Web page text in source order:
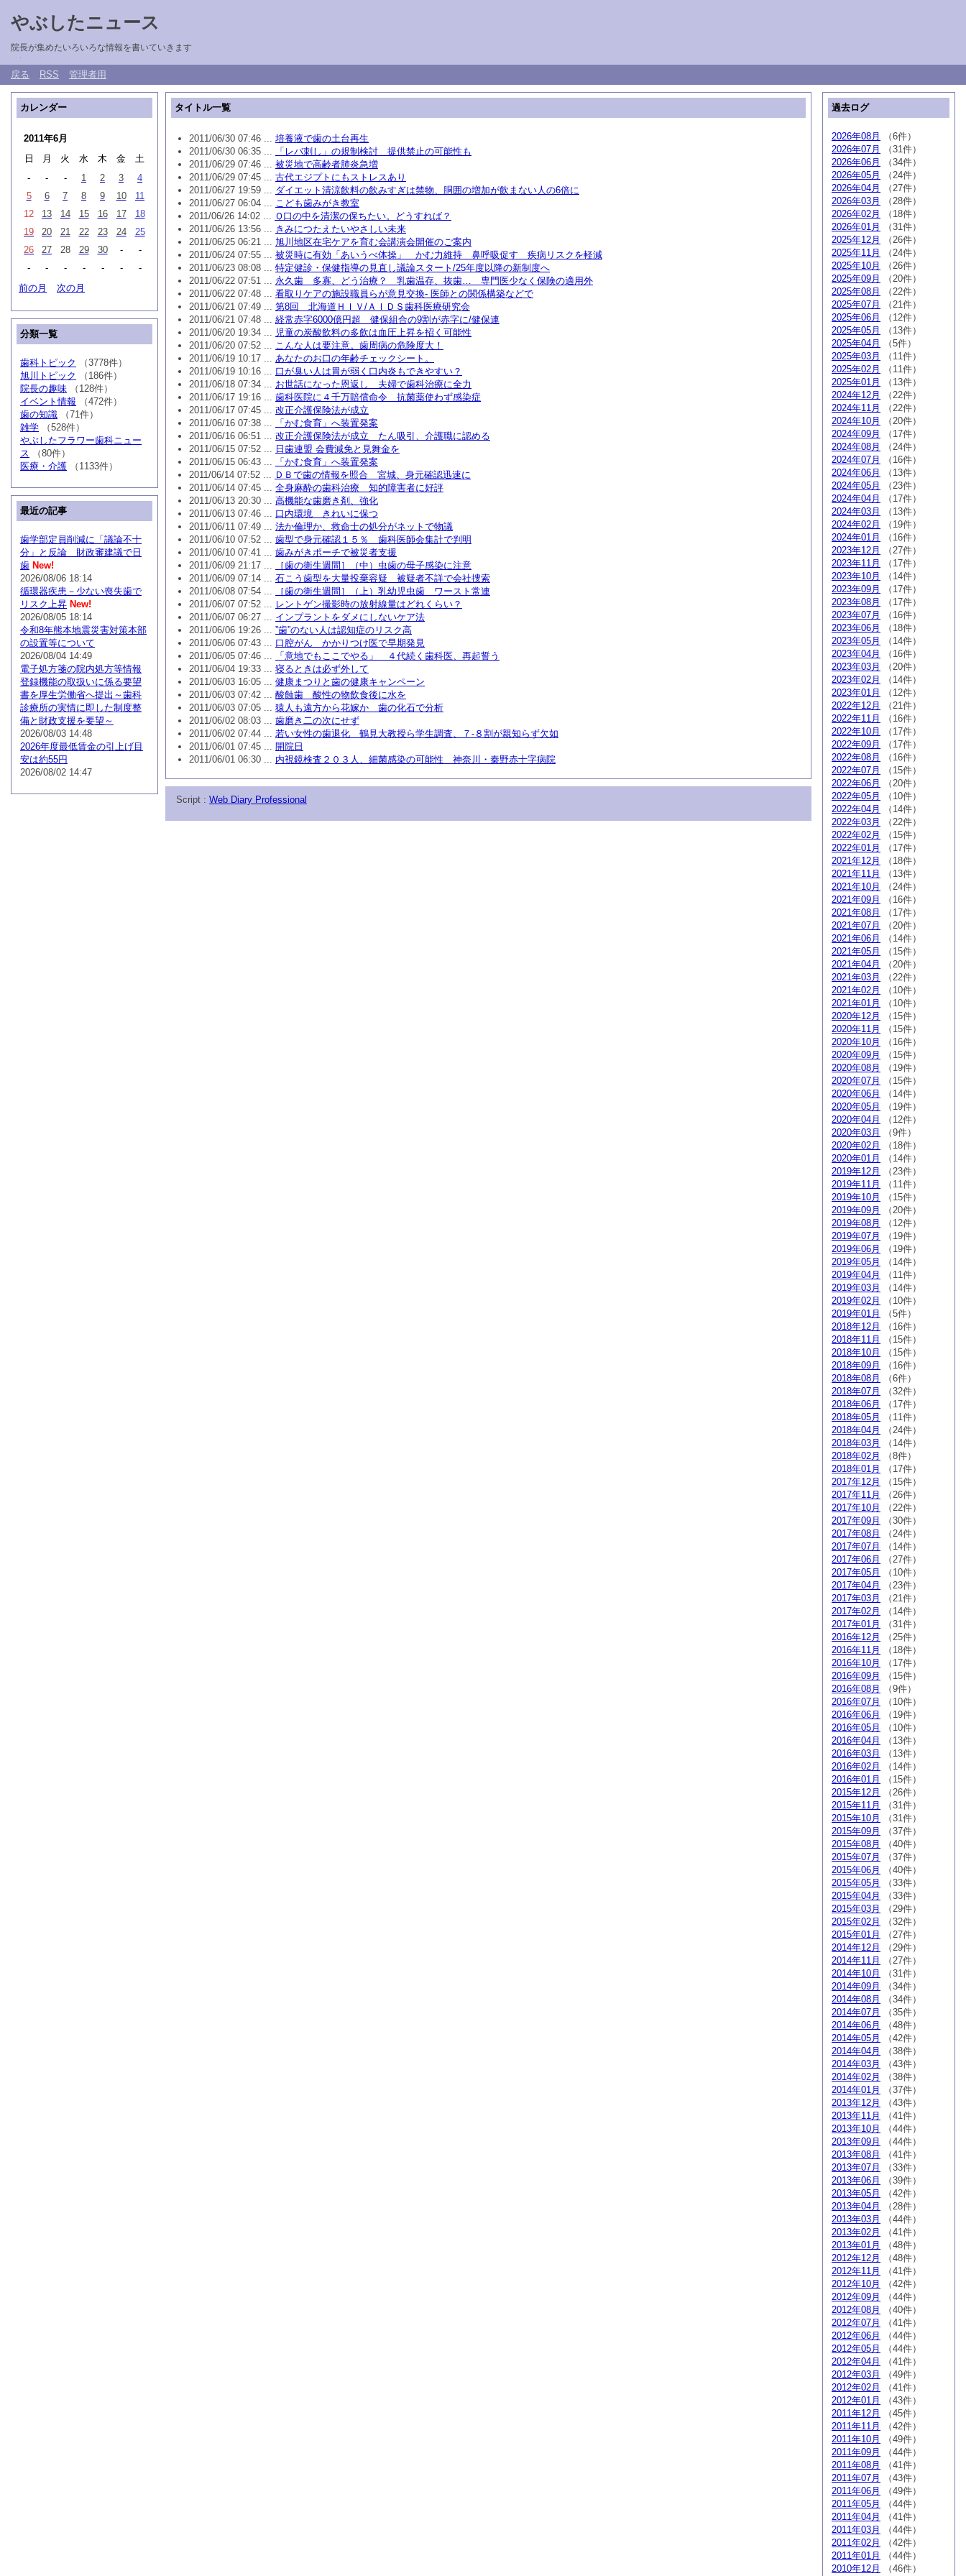
やぶしたニュース
院長が集めたいろいろな情報を書いていきます
戻る RSS 管理者用
タイトル一覧
2011/06/30 07:46 ... 培養液で歯の土台再生
2011/06/30 06:35 ...
「レバ刺し」の規制検討 提供禁止の可能性も
2011/06/29 07:46 ... 被災地で高齢者肺炎急増
2011/06/29 07:45 ... 古代エジプトにもストレスあり
2011/06/27 19:59 ... ダイエット清涼飲料の飲みすぎは禁物、胴囲の増加が飲まない人の6倍に
2011/06/27 06:04 ... こども歯みがき教室
2011/06/26 14:02 ... Ｑ口の中を清潔の保ちたい。どうすれば？
2011/06/26 13:56 ... きみにつたえたいやさしい未来
2011/06/25 06:21 ... 旭川地区在宅ケアを育む会 講演会開催のご案内
2011/06/24 07:55 ... 被災時に有効「あいうべ体操」 かむ力維持 鼻呼吸促す 疾病リスクを軽減
2011/06/23 08:08 ... 特定健診・保健指導の見直し議論スタート/25年度以降の新制度へ
2011/06/22 07:51 ... 永久歯 多寡、どう治療？ 乳歯温存、抜歯… 専門医少なく保険の適用外
2011/06/22 07:48 ... 看取りケアの施設職員らが意見交換- 医師との関係構築などで
2011/06/21 07:49 ... 第8回 北海道ＨＩＶ/ＡＩＤＳ歯科医療研究会
2011/06/21 07:48 ... 経常赤字6000億円超 健保組合の9割が赤字に/健保連
2011/06/20 19:34 ... 児童の炭酸飲料の多飲は血圧上昇を招く可能性
2011/06/20 07:52 ... こんな人は要注意。歯周病の危険度大！
2011/06/19 10:17 ... あなたのお口の年齢チェックシート。
2011/06/19 10:16 ... 口が臭い人は胃が弱く口内炎もできやすい？
2011/06/18 07:34 ... お世話になった恩返し 夫婦で歯科治療に全力
2011/06/17 19:16 ... 歯科医院に４千万賠償命令 抗菌薬使わず感染症
2011/06/17 07:45 ... 改正介護保険法が成立
2011/06/16 07:38 ...
「かむ食育」へ装置発案
2011/06/16 06:51 ... 改正介護保険法が成立 たん吸引、介護職に認める
2011/06/15 07:52 ... 日歯連盟 会費減免と見舞金を
2011/06/15 06:43 ...
「かむ食育」へ装置発案
2011/06/14 07:52 ... ＤＢで歯の情報を照合 宮城、身元確認迅速に
2011/06/14 07:45 ... 全身麻酔の歯科治療 知的障害者に好評
2011/06/13 20:30 ... 高機能な歯磨き剤、強化
2011/06/13 07:46 ... 口内環境 きれいに保つ
2011/06/11 07:49 ... 法か倫理か、救命士の処分がネットで物議
2011/06/10 07:52 ... 歯型で身元確認１５％ 歯科医師会集計で判明
2011/06/10 07:41 ... 歯みがきポーチで被災者支援
2011/06/09 21:17 ...
［歯の衛生週間］（中）虫歯の母子感染に注意
2011/06/09 07:14 ... 石こう歯型を大量投棄容疑 被疑者不詳で会社捜索
2011/06/08 07:54 ...
［歯の衛生週間］（上）乳幼児虫歯 ワースト常連
2011/06/07 07:52 ... レントゲン撮影時の放射線量はどれくらい？
2011/06/07 06:27 ... インプラントをダメにしないケア法
2011/06/06 19:26 ... ”歯”のない人は認知症のリスク高
2011/06/06 07:43 ... 口腔がん かかりつけ医で早期発見
2011/06/05 07:46 ...
「意地でもここでやる」 ４代続く歯科医、再起誓う
2011/06/04 19:33 ... 寝るときは必ず外して
2011/06/03 16:05 ... 健康まつりと歯の健康キャンペーン
2011/06/03 07:42 ... 酸蝕歯 酸性の物飲食後に水を
2011/06/03 07:05 ... 猿人も遠方から花嫁か 歯の化石で分析
2011/06/02 08:03 ... 歯磨き二の次にせず
2011/06/02 07:44 ... 若い女性の歯退化 鶴見大教授ら学生調査、７-８割が親知らず欠如
2011/06/01 07:45 ... 開院日
2011/06/01 06:30 ... 内視鏡検査２０３人、細菌感染の可能性 神奈川・秦野赤十字病院
カレンダー
2011年6月
日
月 火 水 木 金
土
-
- - 1 2 3
4
5
6 7 8 9 10
11
12
13 14 15 16 17
18
19
20 21 22 23 24
25
26
27 28 29 30 -
-
-
- - - - -
-
前の月
次の月
分類一覧
歯科トピック
（3778件）
旭川トピック
（186件）
院長の趣味 （128件）
イベント情報 （472件）
歯の知識 （71件）
雑学 （528件）
やぶしたフラワー歯科ニュー
ス （80件）
医療・介護 （1133件）
最近の記事
歯学部定員削減に「議論不十
分」と反論 財政審建議で日
歯 New!
2026/08/06 18:14
循環器疾患－少ない喪失歯で
リスク上昇 New!
2026/08/05 18:14
令和8年熊本地震災害対策本部
の設置等について
2026/08/04 14:49
電子処方箋の院内処方等情報
登録機能の取扱いに係る要望
書を厚生労働省へ提出～歯科
診療所の実情に即した制度整
備と財政支援を要望～
2026/08/03 14:48
2026年度最低賃金の引上げ目
安は約55円
2026/08/02 14:47
過去ログ
2026年08月
（6件）
2026年07月
（31件）
2026年06月
（34件）
2026年05月
（24件）
2026年04月
（27件）
2026年03月
（28件）
2026年02月
（18件）
2026年01月
（31件）
2025年12月
（26件）
2025年11月
（24件）
2025年10月
（26件）
2025年09月
（20件）
2025年08月
（22件）
2025年07月
（21件）
2025年06月
（12件）
2025年05月
（13件）
2025年04月
（5件）
2025年03月
（11件）
2025年02月
（11件）
2025年01月
（13件）
2024年12月
（22件）
2024年11月
（22件）
2024年10月
（20件）
2024年09月
（17件）
2024年08月
（24件）
2024年07月
（16件）
2024年06月
（13件）
2024年05月
（23件）
2024年04月
（17件）
2024年03月
（13件）
2024年02月
（19件）
2024年01月
（16件）
2023年12月
（27件）
2023年11月
（17件）
2023年10月
（14件）
2023年09月
（17件）
2023年08月
（17件）
2023年07月
（16件）
2023年06月
（18件）
2023年05月
（14件）
2023年04月
（16件）
2023年03月
（20件）
2023年02月
（14件）
2023年01月
（12件）
2022年12月
（21件）
2022年11月
（16件）
2022年10月
（17件）
2022年09月
（17件）
2022年08月
（16件）
2022年07月
（15件）
2022年06月
（20件）
2022年05月
（10件）
2022年04月
（14件）
2022年03月
（22件）
2022年02月
（15件）
2022年01月
（17件）
2021年12月
（18件）
2021年11月
（13件）
2021年10月
（24件）
2021年09月
（16件）
2021年08月
（17件）
2021年07月
（20件）
2021年06月
（14件）
2021年05月
（15件）
2021年04月
（20件）
2021年03月
（22件）
2021年02月
（10件）
2021年01月
（10件）
2020年12月
（15件）
2020年11月
（15件）
2020年10月
（16件）
2020年09月
（15件）
2020年08月
（19件）
2020年07月
（15件）
2020年06月
（14件）
2020年05月
（19件）
2020年04月
（12件）
2020年03月
（9件）
2020年02月
（18件）
2020年01月
（14件）
2019年12月
（23件）
2019年11月
（11件）
2019年10月
（15件）
2019年09月
（20件）
2019年08月
（12件）
2019年07月
（19件）
2019年06月
（19件）
2019年05月
（14件）
2019年04月
（11件）
2019年03月
（14件）
2019年02月
（10件）
2019年01月
（5件）
2018年12月
（16件）
2018年11月
（15件）
2018年10月
（15件）
2018年09月
（16件）
2018年08月
（6件）
2018年07月
（32件）
2018年06月
（17件）
2018年05月
（11件）
2018年04月
（24件）
2018年03月
（14件）
2018年02月
（8件）
2018年01月
（17件）
2017年12月
（15件）
2017年11月
（26件）
2017年10月
（22件）
2017年09月
（30件）
2017年08月
（24件）
2017年07月
（14件）
2017年06月
（27件）
2017年05月
（10件）
2017年04月
（23件）
2017年03月
（21件）
2017年02月
（14件）
2017年01月
（31件）
2016年12月
（25件）
2016年11月
（18件）
2016年10月
（17件）
2016年09月
（15件）
2016年08月
（9件）
2016年07月
（10件）
2016年06月
（19件）
2016年05月
（10件）
2016年04月
（13件）
2016年03月
（13件）
2016年02月
（14件）
2016年01月
（15件）
2015年12月
（26件）
2015年11月
（31件）
2015年10月
（31件）
2015年09月
（37件）
2015年08月
（40件）
2015年07月
（37件）
2015年06月
（40件）
2015年05月
（33件）
2015年04月
（33件）
2015年03月
（29件）
2015年02月
（32件）
2015年01月
（27件）
2014年12月
（29件）
2014年11月
（27件）
2014年10月
（31件）
2014年09月
（34件）
2014年08月
（34件）
2014年07月
（35件）
2014年06月
（48件）
2014年05月
（42件）
2014年04月
（38件）
2014年03月
（43件）
2014年02月
（38件）
2014年01月
（37件）
2013年12月
（43件）
2013年11月
（41件）
2013年10月
（44件）
2013年09月
（44件）
2013年08月
（41件）
2013年07月
（33件）
2013年06月
（39件）
2013年05月
（42件）
2013年04月
（28件）
2013年03月
（44件）
2013年02月
（41件）
2013年01月
（48件）
2012年12月
（48件）
2012年11月
（41件）
2012年10月
（42件）
2012年09月
（44件）
2012年08月
（40件）
2012年07月
（41件）
2012年06月
（44件）
2012年05月
（44件）
2012年04月
（41件）
2012年03月
（49件）
2012年02月
（41件）
2012年01月
（43件）
2011年12月
（45件）
2011年11月
（42件）
2011年10月
（49件）
2011年09月
（44件）
2011年08月
（41件）
2011年07月
（43件）
2011年06月
（49件）
2011年05月
（44件）
2011年04月
（41件）
2011年03月
（44件）
2011年02月
（42件）
2011年01月
（44件）
2010年12月
（46件）
Script : Web Diary Professional